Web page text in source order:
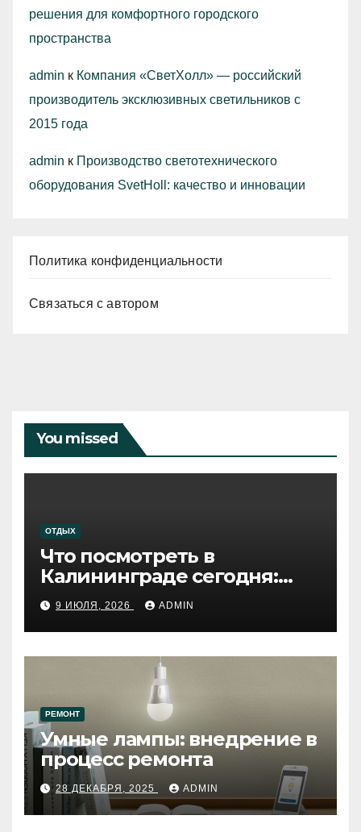
решения для комфортного городского
пространства
admin к Компания «СветХолл» — российский
производитель эксклюзивных светильников с
2015 года
admin к Производство светотехнического
оборудования SvetHoll: качество и инновации
Политика конфиденциальности
Связаться с автором
You missed
ОТДЫХ
Что посмотреть в
Калининграде сегодня:
путеводитель по самому
западному городу России
9 ИЮЛЯ, 2026 ADMIN
РЕМОНТ
Умные лампы: внедрение в
процесс ремонта
28 ДЕКАБРЯ, 2025 ADMIN